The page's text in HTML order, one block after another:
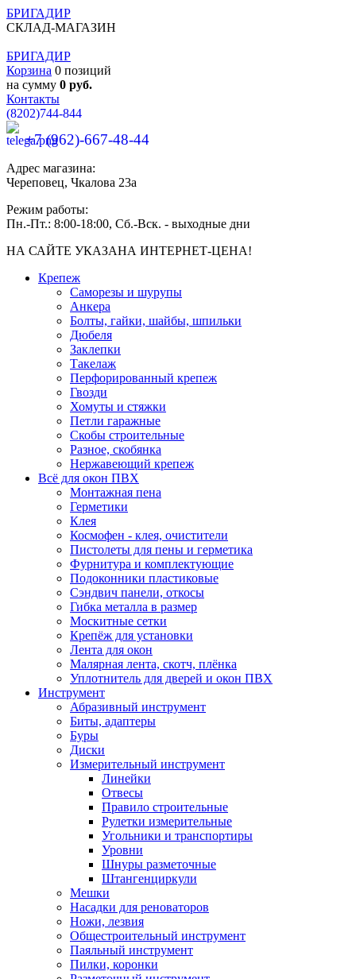
БРИГАДИР
СКЛАД-МАГАЗИН
БРИГАДИР
Корзина 0 позиций
на сумму 0 руб.
Контакты
(8202)744-844
+7 (962)-667-48-44
Адрес магазина:
Череповец, Чкалова 23а
Режим работы:
Пн.-Пт.: 8:00-18:00, Сб.-Вск. - выходные дни
НА САЙТЕ УКАЗАНА ИНТЕРНЕТ-ЦЕНА!
Крепеж
Саморезы и шурупы
Анкера
Болты, гайки, шайбы, шпильки
Дюбеля
Заклепки
Такелаж
Перфорированный крепеж
Гвозди
Хомуты и стяжки
Петли гаражные
Скобы строительные
Разное, скобянка
Нержавеющий крепеж
Всё для окон ПВХ
Монтажная пена
Герметики
Клея
Космофен - клея, очистители
Пистолеты для пены и герметика
Фурнитура и комплектующие
Подоконники пластиковые
Сэндвич панели, откосы
Гибка металла в размер
Москитные сетки
Крепёж для установки
Лента для окон
Малярная лента, скотч, плёнка
Уплотнитель для дверей и окон ПВХ
Инструмент
Абразивный инструмент
Биты, адаптеры
Буры
Диски
Измерительный инструмент
Линейки
Отвесы
Правило строительные
Рулетки измерительные
Угольники и транспортиры
Уровни
Шнуры разметочные
Штангенциркули
Мешки
Насадки для реноваторов
Ножи, лезвия
Общестроительный инструмент
Паяльный инструмент
Пилки, коронки